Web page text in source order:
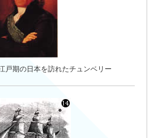
戸期の日本を訪れたチュンベリー